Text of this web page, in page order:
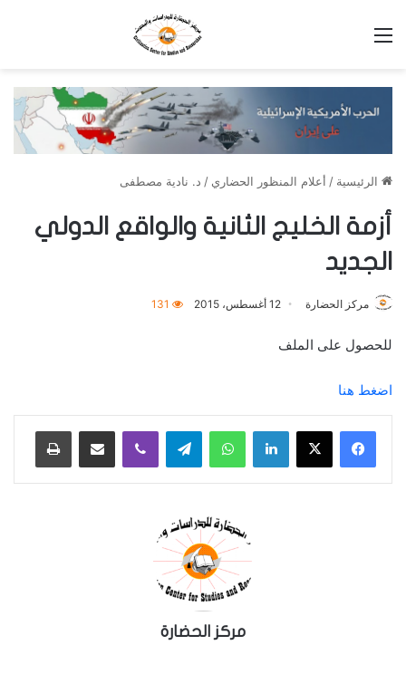
الرئيسية / أعلام المنظور الحضاري / د. نادية مصطفى
أزمة الخليج الثانية والواقع الدولي
الجديد
مركز الحضارة 12 أغسطس، 2015 131
للحصول على الملف
اضغط هنا
لينكدإن واتساب
مركز الحضارة